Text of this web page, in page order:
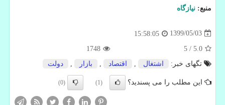
منبع: نیازگاه
1399/05/03
15:58:05
5.0
/
5
1748
تگهای خبر:
اشتغال اقتصاد بازار دولت
این مطلب را می پسندید؟ (1)
(0)